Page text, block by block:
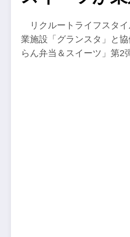
リクルートライフスタ
業施設「グランスタ」と
らん弁当＆スイーツ」第2